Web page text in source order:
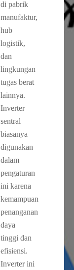
di pabrik
manufaktur,
hub
logistik,
dan
lingkungan
tugas berat
lainnya.
Inverter
sentral
biasanya
digunakan
dalam
pengaturan
ini karena
kemampuan
penanganan
daya
tinggi dan
efisiensi.
Inverter ini